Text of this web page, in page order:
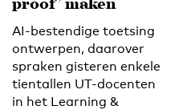
proof’ maken
AI-bestendige toetsing
ontwerpen, daarover
spraken gisteren enkele
tientallen UT-docenten
in het Learning &